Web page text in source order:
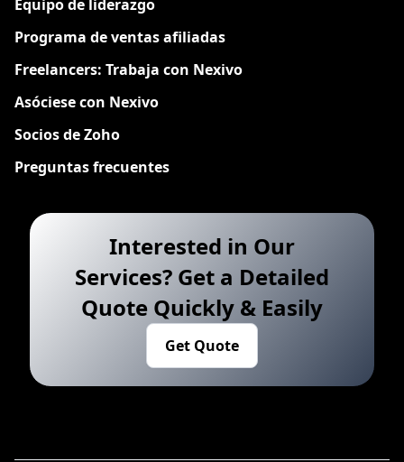
Equipo de liderazgo
Programa de ventas afiliadas
Freelancers: Trabaja con Nexivo
Asóciese con Nexivo
Socios de Zoho
Preguntas frecuentes
Interested in Our
Services? Get a Detailed
Quote Quickly & Easily
Get Quote